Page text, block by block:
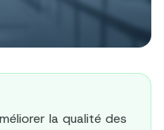
la qualité des